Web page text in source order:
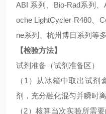
ABI 系列、Bio-Rad系列
oche LightCycler R480、
ne系列、杭州博日系列等
【检验方法】
试剂准备（试剂准备区）
（ 1）从冰箱中取出试剂
剂，充分融化混匀并瞬时
（2）核算当次实验所需